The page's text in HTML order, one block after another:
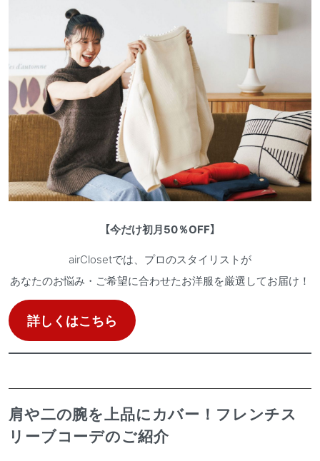
【今だけ初月50％OFF】
airClosetでは、プロのスタイリストが
あなたのお悩み・ご希望に合わせたお洋服を厳選してお届け！
詳しくはこちら
肩や二の腕を上品にカバー！フレンチス
リーブコーデのご紹介